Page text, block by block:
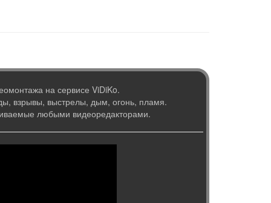
на сервисе ViDiKo.
взрывы, выстрелы, дым, огонь, пламя.
любыми видеоредакторами.